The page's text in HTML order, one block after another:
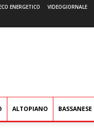
ENERGETICO VIDEOGIORNALE
ALTOPIANO BASSANESE